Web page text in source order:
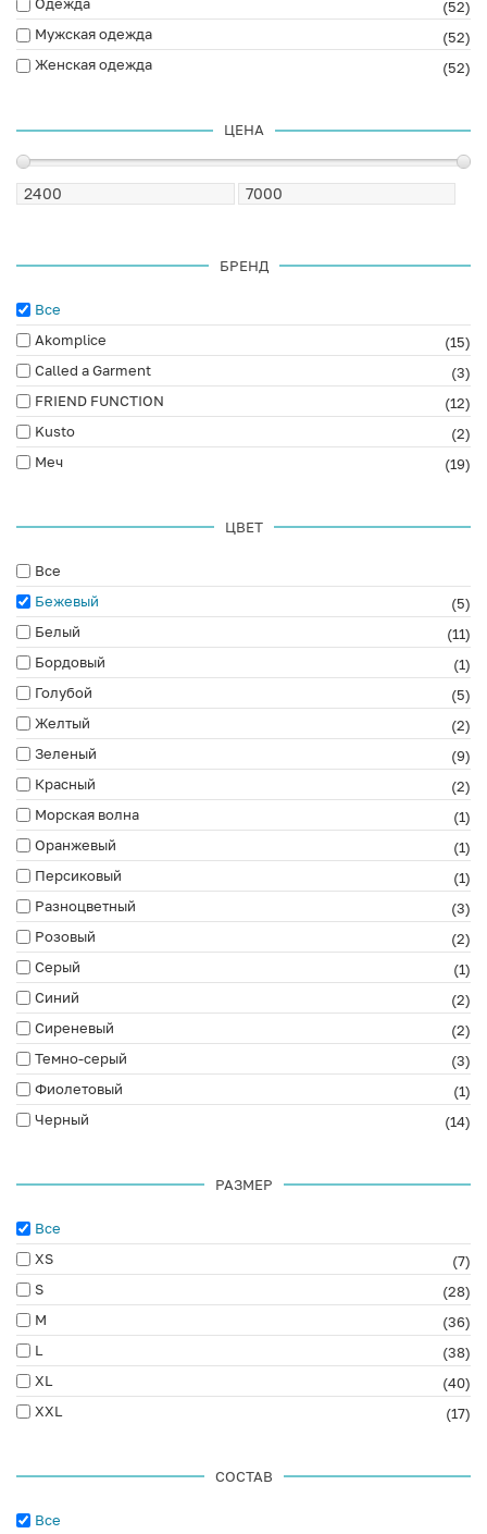
(52)
Мужская одежда
(52)
Женская одежда
(52)
ЦЕНА
БРЕНД
Все
Akomplice
(15)
Called a Garment
(3)
FRIEND FUNCTION
(12)
Kusto
(2)
Меч
(19)
ЦВЕТ
Все
Бежевый
(5)
Белый
(11)
Бордовый
(1)
Голубой
(5)
Желтый
(2)
Зеленый
(9)
Красный
(2)
Морская волна
(1)
Оранжевый
(1)
Персиковый
(1)
Разноцветный
(3)
Розовый
(2)
Серый
(1)
Синий
(2)
Сиреневый
(2)
Темно-серый
(3)
Фиолетовый
(1)
Черный
(14)
РАЗМЕР
Все
XS
(7)
S
(28)
M
(36)
L
(38)
XL
(40)
XXL
(17)
СОСТАВ
Все